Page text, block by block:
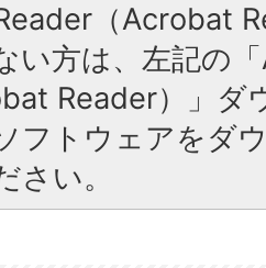
（Acrobat
い方は、左記の
Reader）」ダ
フトウェアをダ
さい。